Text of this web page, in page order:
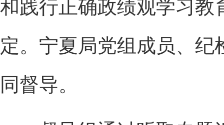
和践行正确政绩观学习教
定。宁夏局党组成员、
同督导。